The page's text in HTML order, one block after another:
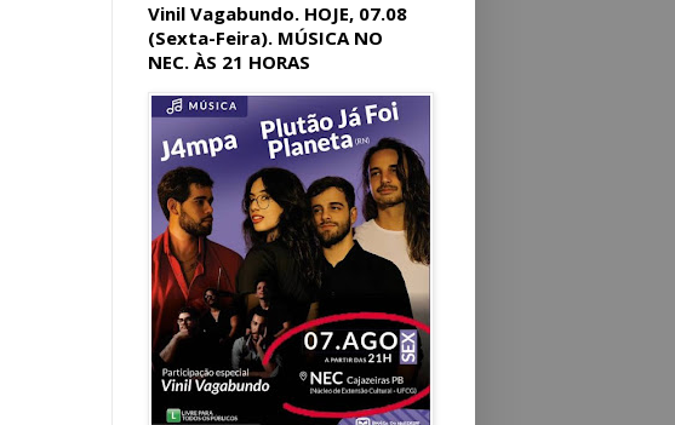
Vinil Vagabundo. HOJE, 07.08
(Sexta-Feira). MÚSICA NO
NEC. ÀS 21 HORAS